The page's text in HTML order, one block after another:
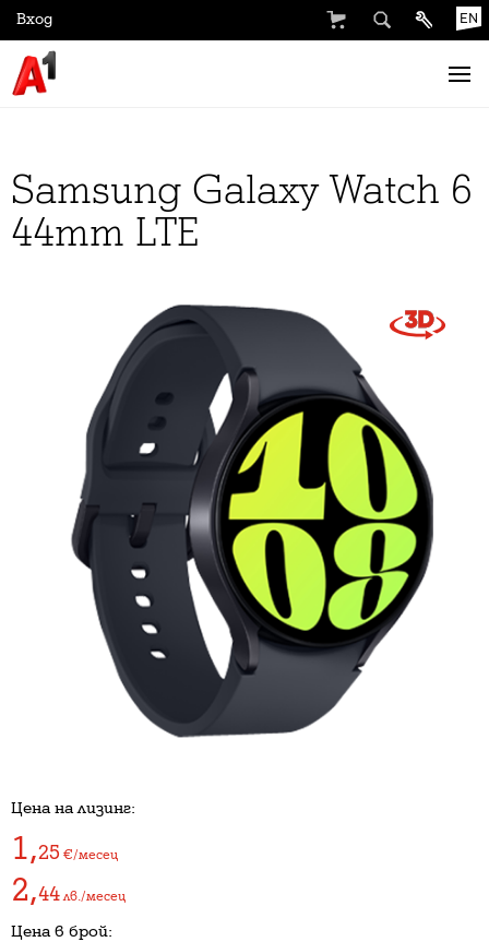
EN
Вход
Samsung Galaxy Watch 6
44mm LTE
Цена на лизинг:
1,25 €/месец
2,44 лв./месец
Цена в брой: